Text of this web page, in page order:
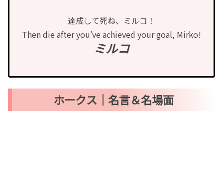
達成して死ね、ミルコ！
Then die after you’ve achieved your goal, Mirko!
ミルコ
ホークス｜名言＆名場面